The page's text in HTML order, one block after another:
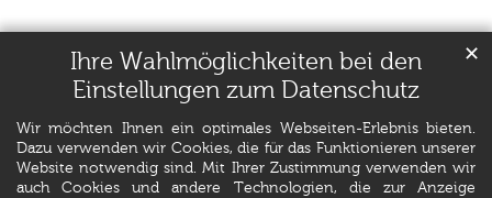
Ihre Wahlmöglichkeiten bei den
Einstellungen zum Datenschutz
Wir möchten Ihnen ein optimales Webseiten-Erlebnis bieten.
Dazu verwenden wir Cookies, die für das Funktionieren unserer
Website notwendig sind. Mit Ihrer Zustimmung verwenden wir
auch Cookies und andere Technologien, die zur Anzeige
✕